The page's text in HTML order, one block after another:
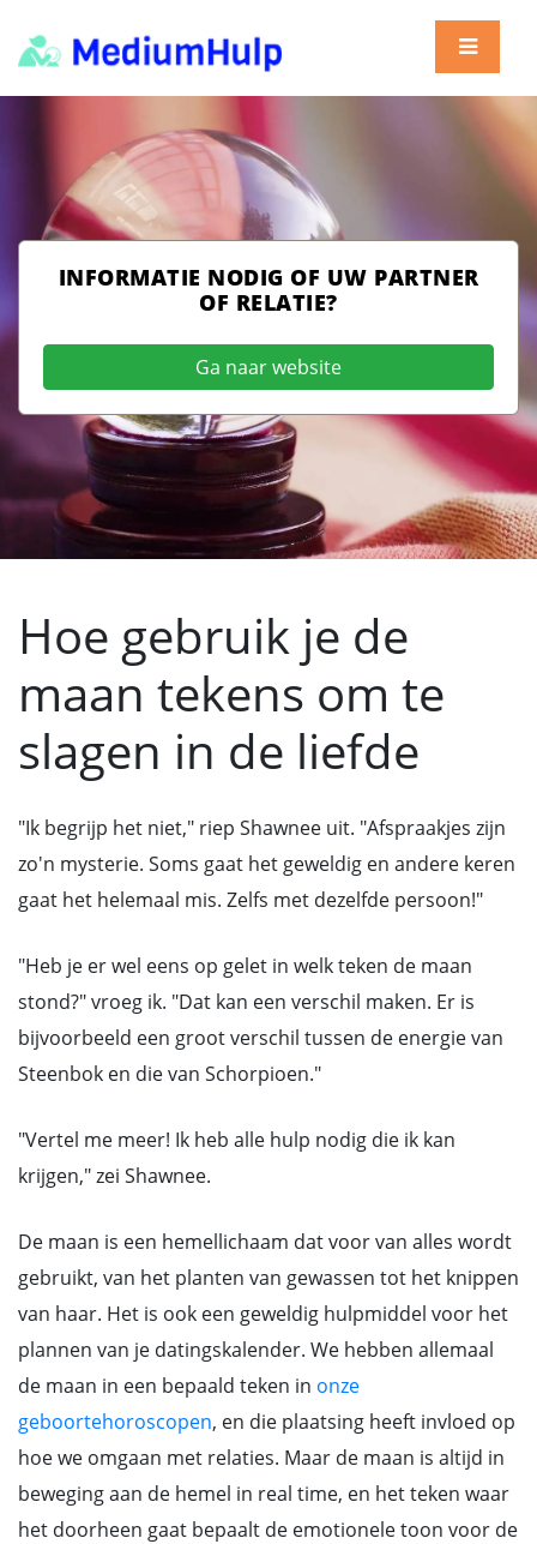
INFORMATIE NODIG OF UW PARTNER
OF RELATIE?
Ga naar website
Hoe gebruik je de
maan tekens om te
slagen in de liefde
"Ik begrijp het niet," riep Shawnee uit. "Afspraakjes zijn
zo'n mysterie. Soms gaat het geweldig en andere keren
gaat het helemaal mis. Zelfs met dezelfde persoon!"
"Heb je er wel eens op gelet in welk teken de maan
stond?" vroeg ik. "Dat kan een verschil maken. Er is
bijvoorbeeld een groot verschil tussen de energie van
Steenbok en die van Schorpioen."
"Vertel me meer! Ik heb alle hulp nodig die ik kan
krijgen," zei Shawnee.
De maan is een hemellichaam dat voor van alles wordt
gebruikt, van het planten van gewassen tot het knippen
van haar. Het is ook een geweldig hulpmiddel voor het
plannen van je datingskalender. We hebben allemaal
de maan in een bepaald teken in onze
geboortehoroscopen, en die plaatsing heeft invloed op
hoe we omgaan met relaties. Maar de maan is altijd in
beweging aan de hemel in real time, en het teken waar
het doorheen gaat bepaalt de emotionele toon voor de